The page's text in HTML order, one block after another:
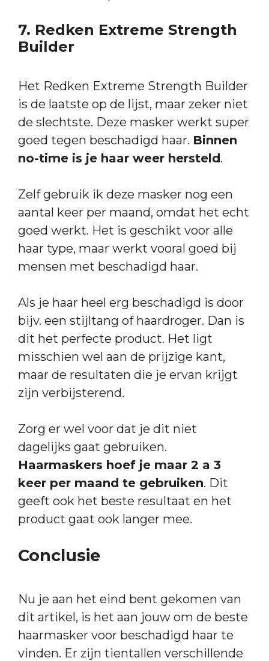
7. Redken Extreme Strength
Builder
Het Redken Extreme Strength Builder
is de laatste op de lijst, maar zeker niet
de slechtste. Deze masker werkt super
goed tegen beschadigd haar. Binnen
no-time is je haar weer hersteld.
Zelf gebruik ik deze masker nog een
aantal keer per maand, omdat het echt
goed werkt. Het is geschikt voor alle
haar type, maar werkt vooral goed bij
mensen met beschadigd haar.
Als je haar heel erg beschadigd is door
bijv. een stijltang of haardroger. Dan is
dit het perfecte product. Het ligt
misschien wel aan de prijzige kant,
maar de resultaten die je ervan krijgt
zijn verbijsterend.
Zorg er wel voor dat je dit niet
dagelijks gaat gebruiken.
Haarmaskers hoef je maar 2 a 3
keer per maand te gebruiken. Dit
geeft ook het beste resultaat en het
product gaat ook langer mee.
Conclusie
Nu je aan het eind bent gekomen van
dit artikel, is het aan jouw om de beste
haarmasker voor beschadigd haar te
vinden. Er zijn tientallen verschillende